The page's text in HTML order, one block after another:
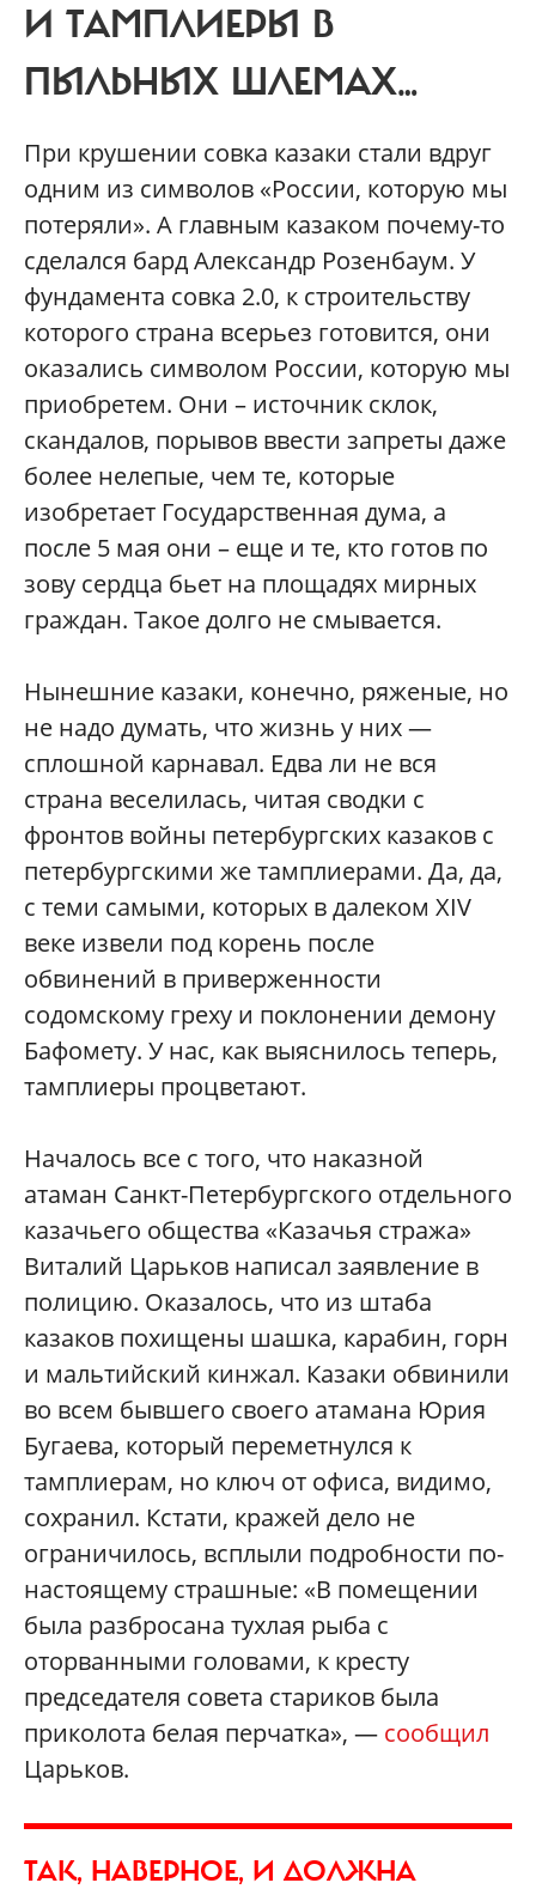
И ТАМПЛИЕРЫ В
ПЫЛЬНЫХ ШЛЕМАХ…
При крушении совка казаки стали вдруг
одним из символов «России, которую мы
потеряли». А главным казаком почему-то
сделался бард Александр Розенбаум. У
фундамента совка 2.0, к строительству
которого страна всерьез готовится, они
оказались символом России, которую мы
приобретем. Они – источник склок,
скандалов, порывов ввести запреты даже
более нелепые, чем те, которые
изобретает Государственная дума, а
после 5 мая они – еще и те, кто готов по
зову сердца бьет на площадях мирных
граждан. Такое долго не смывается.
Нынешние казаки, конечно, ряженые, но
не надо думать, что жизнь у них —
сплошной карнавал. Едва ли не вся
страна веселилась, читая сводки с
фронтов войны петербургских казаков с
петербургскими же тамплиерами. Да, да,
с теми самыми, которых в далеком XIV
веке извели под корень после
обвинений в приверженности
содомскому греху и поклонении демону
Бафомету. У нас, как выяснилось теперь,
тамплиеры процветают.
Началось все с того, что наказной
атаман Санкт-Петербургского отдельного
казачьего общества «Казачья стража»
Виталий Царьков написал заявление в
полицию. Оказалось, что из штаба
казаков похищены шашка, карабин, горн
и мальтийский кинжал. Казаки обвинили
во всем бывшего своего атамана Юрия
Бугаева, который переметнулся к
тамплиерам, но ключ от офиса, видимо,
сохранил. Кстати, кражей дело не
ограничилось, всплыли подробности по-
настоящему страшные: «В помещении
была разбросана тухлая рыба с
оторванными головами, к кресту
председателя совета стариков была
приколота белая перчатка», — сообщил
Царьков.
ТАК, НАВЕРНОЕ, И ДОЛЖНА